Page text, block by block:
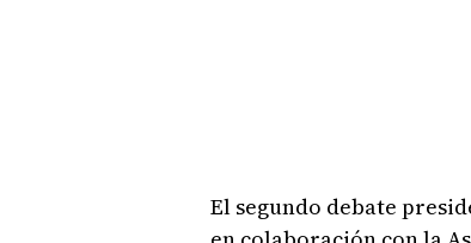
El segundo debate